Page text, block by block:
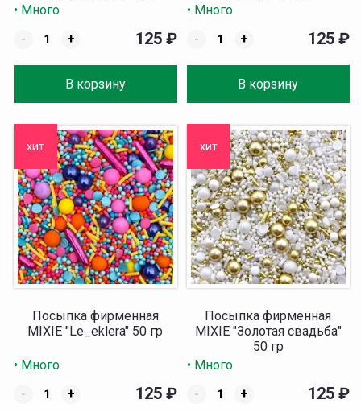
• Много
-
+
В корзину
125 ₽
• Много
-
+
В корзину
125 ₽
хит
Посыпка фирменная
MIXIE "Le_eklera" 50 гр
• Много
-
+ 125 ₽
хит
Посыпка фирменная
MIXIE "Золотая свадьба"
50 гр
• Много
-
+ 125 ₽